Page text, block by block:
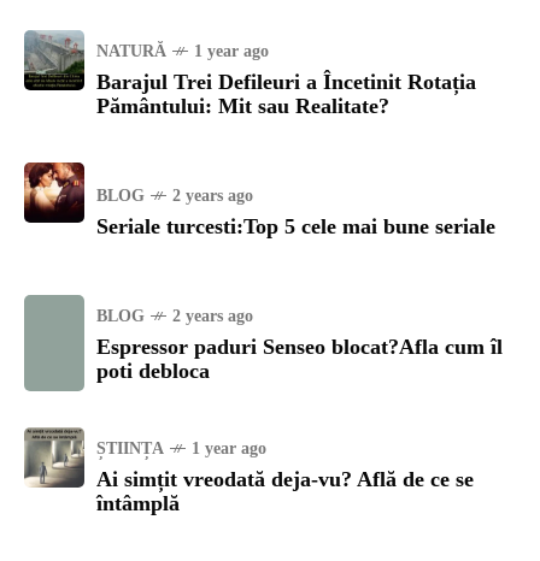
NATURĂ 1 year ago
Barajul Trei Defileuri a Încetinit Rotația
Pământului: Mit sau Realitate?
BLOG 2 years ago
Seriale turcesti:Top 5 cele mai bune seriale
BLOG 2 years ago
Espressor paduri Senseo blocat?Afla cum îl
poti debloca
ȘTIINȚA 1 year ago
Ai simțit vreodată deja-vu? Află de ce se
întâmplă